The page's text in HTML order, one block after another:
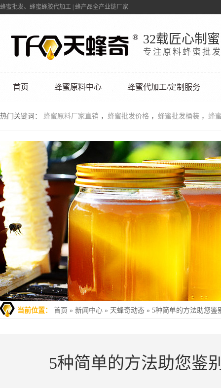
蜂蜜批发、蜂蜜蜂胶代加工 | 蜂产品全产业链厂家
32载匠心制蜜
专注原料蜂蜜批
首页 蜂蜜原料中心 蜂蜜代加工/定制服务
联系我们
热门关键词： 蜂蜜原料厂家直销 ， 蜂蜜批发价格 ， 蜂蜜批发桶装 ， 蜂
当前位置： 首页 » 新闻中心 » 天蜂奇动态 » 5种简单的方法助您鉴
5种简单的方法助您鉴